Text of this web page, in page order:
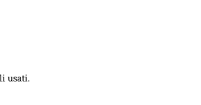
usati.